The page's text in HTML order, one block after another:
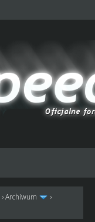
›Archiwum ›